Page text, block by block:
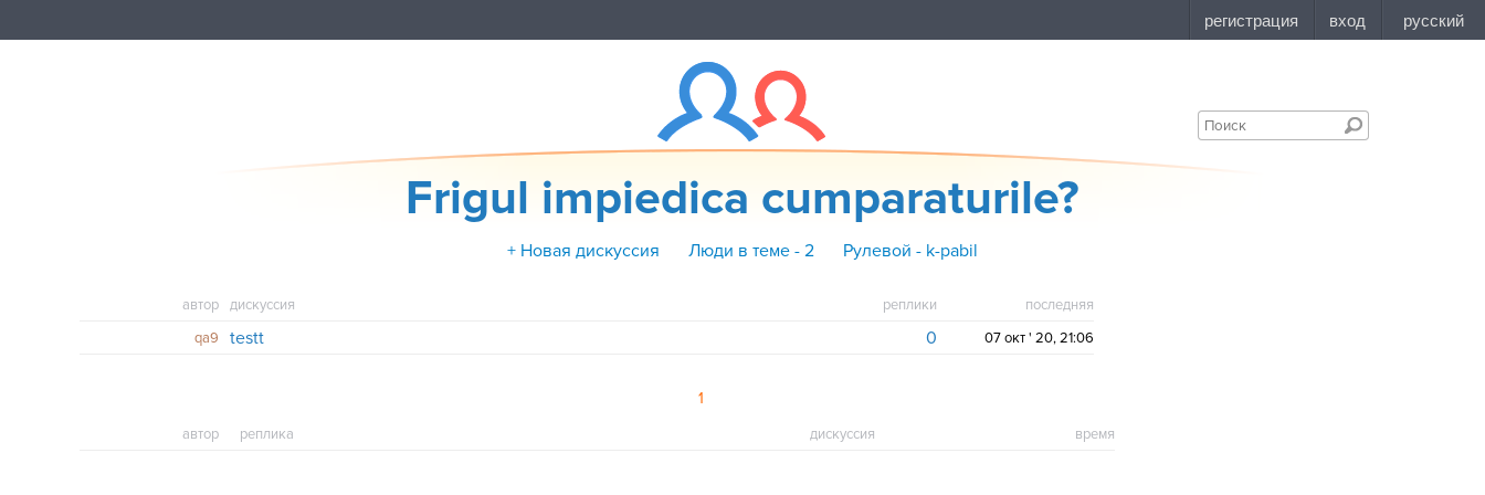
Frigul impiedica cumparaturile?
+ Новая дискуссия Люди в теме - 2 Рулевой - k-pabil
автор дискуссия реплики
последняя
qa9
testt 0 07 окт ' 20, 21:06
1
автор реплика дискуссия время